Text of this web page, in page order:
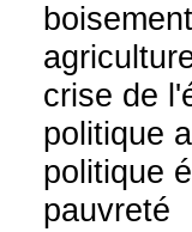
boisement
crise de
politique
politique
pauvreté